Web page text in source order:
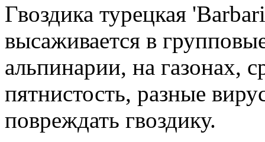
Гвоздика турецкая
высаживается в
альпинарии, на газонах,
пятнистость, разные
повреждать гвоздику.